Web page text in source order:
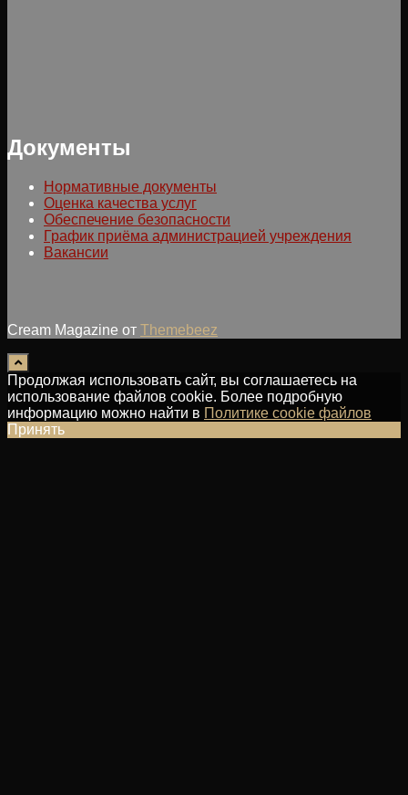
Документы
Нормативные документы
Оценка качества услуг
Обеспечение безопасности
График приёма администрацией учреждения
Вакансии
Cream Magazine от Themebeez
Продолжая использовать сайт, вы соглашаетесь на
использование файлов cookie. Более подробную
информацию можно найти в Политике cookie файлов
Принять